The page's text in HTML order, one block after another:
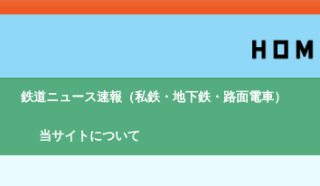
鉄道ニュース速報（私鉄・地下鉄・路面電車）
当サイトについて